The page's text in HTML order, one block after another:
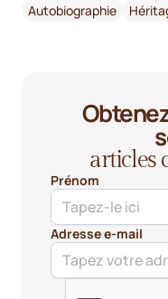
Autobiographie
articles
Prénom
Adresse e-mail